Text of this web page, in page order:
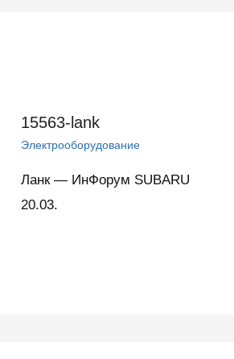
15563-lank
Электрооборудование
Ланк — ИнФорум SUBARU
20.03.